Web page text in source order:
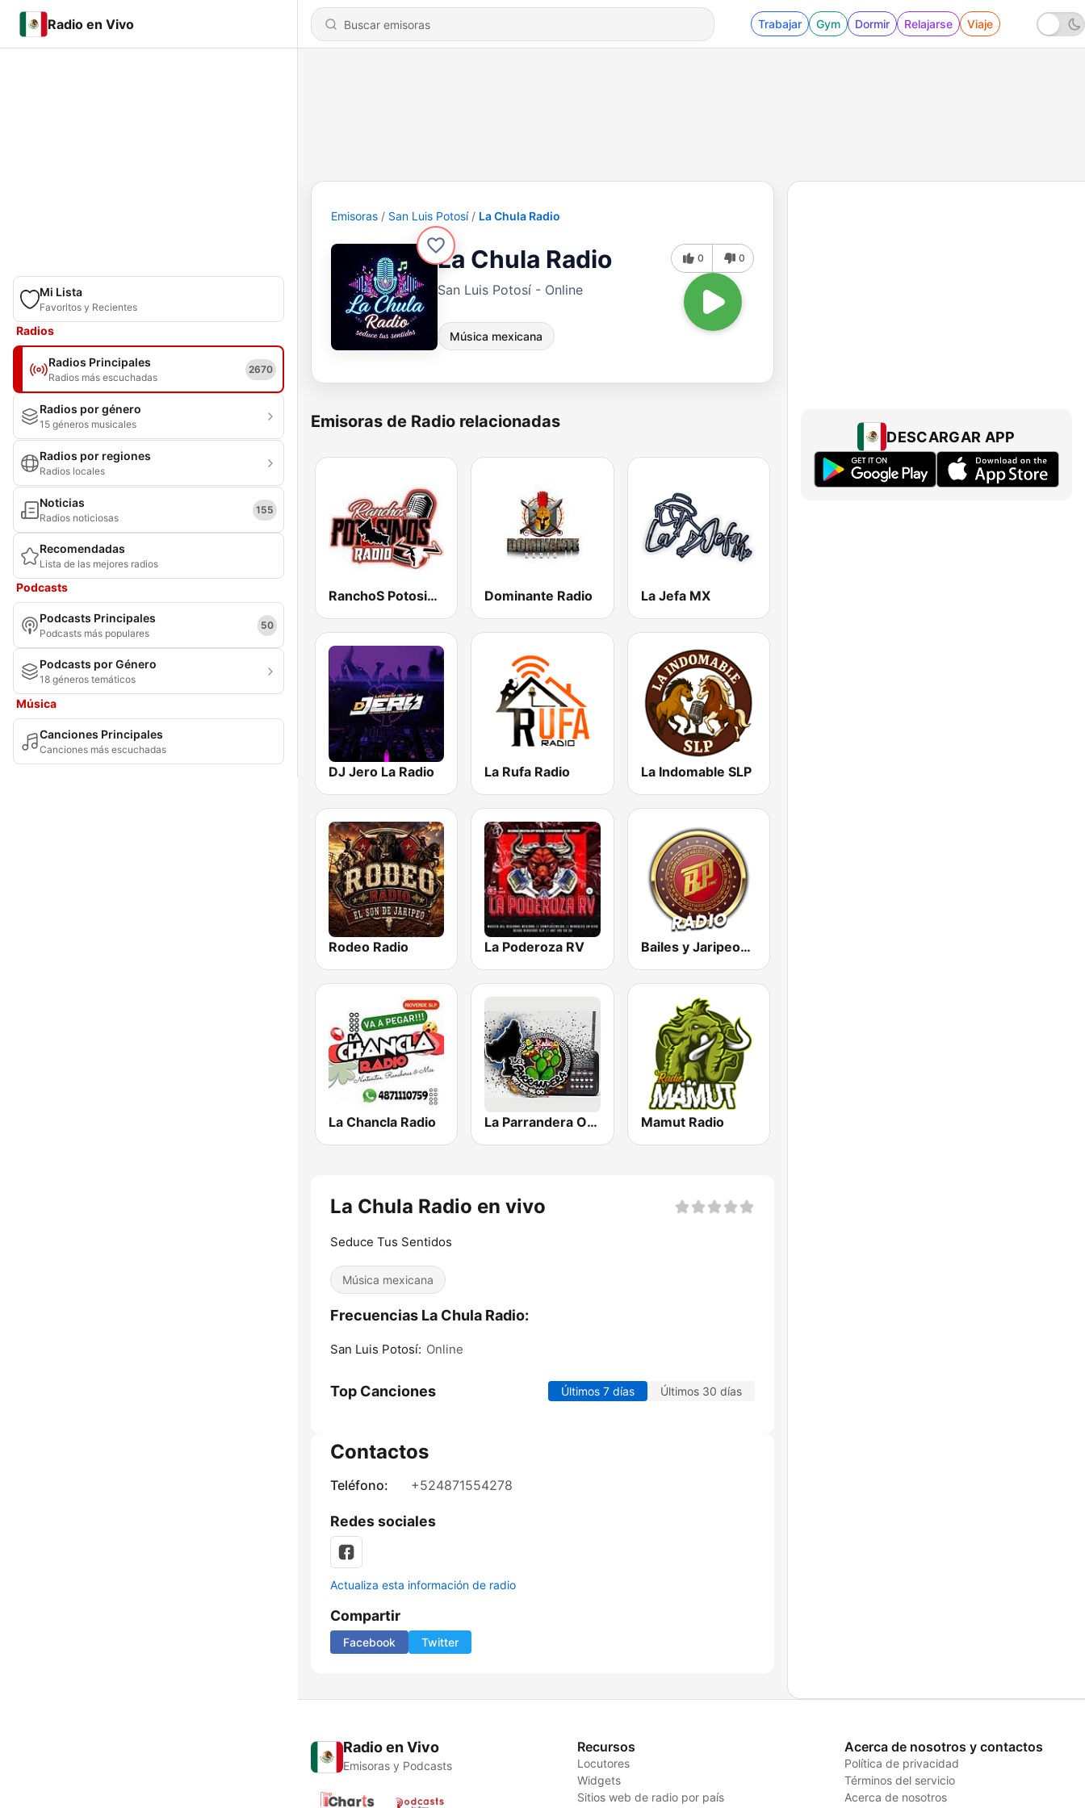
Radio en Vivo Trabajar Gym Dormir Relajarse Viaje
Mi Lista
Favoritos y Recientes
Radios
Radios Principales
Radios más escuchadas
2670
Radios por género
15 géneros musicales
Radios por regiones
Radios locales
Noticias
Radios noticiosas
155
Recomendadas
Lista de las mejores radios
Podcasts
Podcasts Principales
Podcasts más populares
50
Podcasts por Género
18 géneros temáticos
Música
Canciones Principales
Canciones más escuchadas
Emisoras San Luis Potosí La Chula Radio
La Chula Radio
San Luis Potosí - Online
Música mexicana
0 0
Emisoras de Radio relacionadas
RanchoS PotosinoS Radio Dominante Radio La Jefa MX
DJ Jero La Radio La Rufa Radio La Indomable SLP
Rodeo Radio La Poderoza RV Bailes y Jaripeos Potosinos
La Chancla Radio La Parrandera Oficial Mamut Radio
La Chula Radio en vivo
Seduce Tus Sentidos
Música mexicana
Frecuencias La Chula Radio:
San Luis Potosí: Online
Top Canciones Últimos 7 días Últimos 30 días
Contactos
Teléfono: +524871554278
Redes sociales
Actualiza esta información de radio
Compartir
Facebook Twitter
DESCARGAR APP
Radio en Vivo
Emisoras y Podcasts
Recursos
Locutores
Widgets
Sitios web de radio por país
Acerca de nosotros y contactos
Política de privacidad
Términos del servicio
Acerca de nosotros